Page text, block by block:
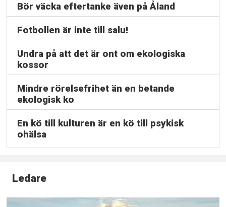
Bör väcka eftertanke även på Åland
Fotbollen är inte till salu!
Undra på att det är ont om ekologiska
kossor
Mindre rörelsefrihet än en betande
ekologisk ko
En kö till kulturen är en kö till psykisk
ohälsa
Ledare